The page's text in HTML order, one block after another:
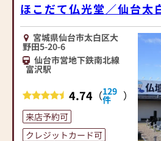
にピッタリの商品をご提案
させていただきます。
※クリスロード商店街の三
瀧不動院内には「仲見世
店」もあります。（線香・ロ
ーソク・念珠のみ販売）
■豊富なお仏壇の品揃えと
明るく入りやすい店内
白を基調とした明るい店内
ほこだて仏光堂／仙台太
宮城県仙台市太白区大
野田5-20-6
仙台市営地下鉄南北線
富沢駅
4.74 （129
件 ）
来店予約可
クレジットカード可